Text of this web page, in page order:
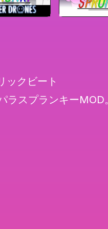
ックビート
ラスプランキーMOD